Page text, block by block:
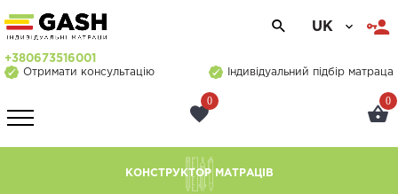
UK
+380673516001
Отримати консультацію
Індивідуальний підбір матраца
0 0
КОНСТРУКТОР МАТРАЦІВ